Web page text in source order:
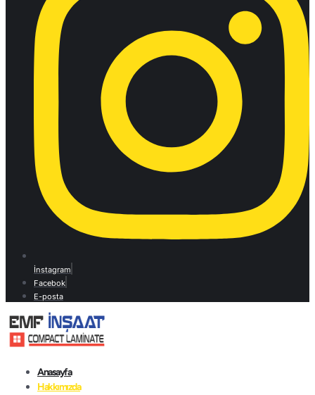
İnstagram
Facebok
E-posta
Anasayfa
Hakkımızda